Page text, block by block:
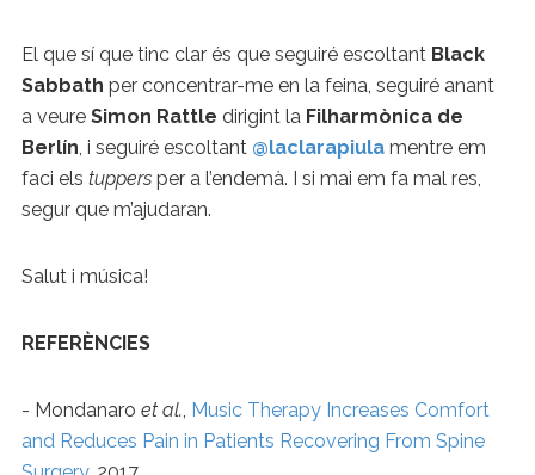
El que sí que tinc clar és que seguiré escoltant Black
Sabbath per concentrar-me en la feina, seguiré anant
a veure Simon Rattle dirigint la Filharmònica de
Berlín, i seguiré escoltant @laclarapiulamentre em
faci els tuppersper a l’endemà. I si mai em fa mal res,
segur que m’ajudaran.
Salut i música!
REFERÈNCIES
- Mondanaro et al., Music Therapy Increases Comfort
and Reduces Pain in Patients Recovering From Spine